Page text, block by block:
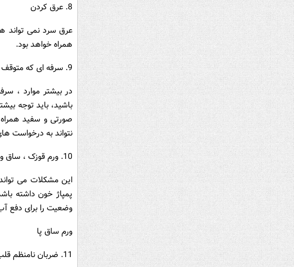
8. عرق کردن
عرق سرد نمی تواند
همراه خواهد بود.
9. سرفه ای که متوقف نمی شود.
در بیشتر موارد ،
باشید، باید توجه
صورتی و سفید
نتواند به درخواست
10. ورم قوزک ، ساق و کف پا
این مشکلات می
پمپاژ خون داشته
وضعیت را برای دفع
ورم ساق پا
11. ضربان نامنظم قلب